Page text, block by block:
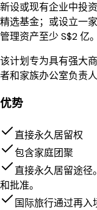
新设或现有企业中投
精选基金；或设立一
管理资产至少 S$2 亿。
该计划专为具有强大
者和家族办公室负责人
优势
直接永久居留权
包含家庭团聚
直接永久居留途
和批准。
国际旅行通过再